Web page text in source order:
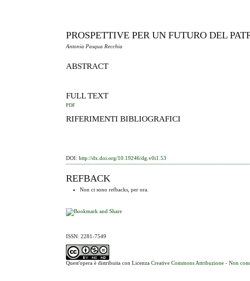
PROSPETTIVE PER UN FUTURO DEL
Antonia Pasqua Recchia
ABSTRACT
FULL TEXT
PDF
RIFERIMENTI BIBLIOGRAFICI
DOI:http://dx.doi.org/10.19246/dg.v0i1.53
REFBACK
Non ci sono refbacks, per ora.
ISSN: 2281-7549
Quest'opera è distribuita con LicenzaCreative Commons Attribuzione - Non